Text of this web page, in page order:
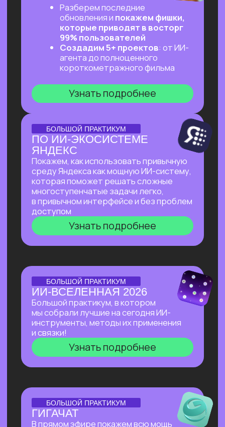
ВСЕХ, КТО «НЕ ТЕХНАРЬ»
Обещаем: за 2 часа переведем тебя
из точки «Это точно не для меня»
в точку «Я тоже могу вайб-кодить!»
Узнать подробнее
ПОДРАБОТКА НА ИИ
ДЛЯ КАЖДОГО
Разберем, на каких задачах можно
выстроить стабильную подработку
от 30 т.р. с помощью простых ИИ-
✔ Без технического бэкграунда
✔ Без смены профессии и опыта
во фрилансе
✔ Даже если есть всего 2 часа в день
Узнать подробнее
Старт в нейросетях— простое введение
в мир нейросетей. Основные принципы,
полезные рекомендации и советы по работе
с нейросетями для тех, кто делает первые
Нейросети для разработки и IT—
углубленное изучение ИИ для решения
сложных задач: генерации медиаконтента,
глубокого анализа данных, разработки
автономных систем.
Нейросети 28
IT-профессии 16
Естественный интеллект 1
Высшее образование 2